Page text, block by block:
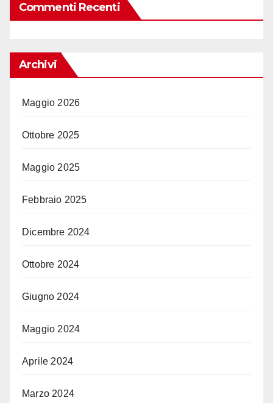
Commenti Recenti
Archivi
Maggio 2026
Ottobre 2025
Maggio 2025
Febbraio 2025
Dicembre 2024
Ottobre 2024
Giugno 2024
Maggio 2024
Aprile 2024
Marzo 2024